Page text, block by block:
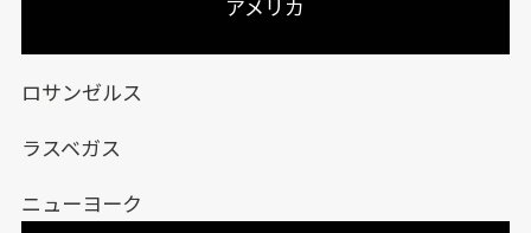
アメリカ
ロサンゼルス
ラスベガス
ニューヨーク